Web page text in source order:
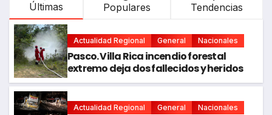
Últimas Populares Tendencias
Actualidad Regional General Nacionales
Pasco. Villa Rica incendio forestal
extremo deja dos fallecidos y heridos
Actualidad Regional General Nacionales